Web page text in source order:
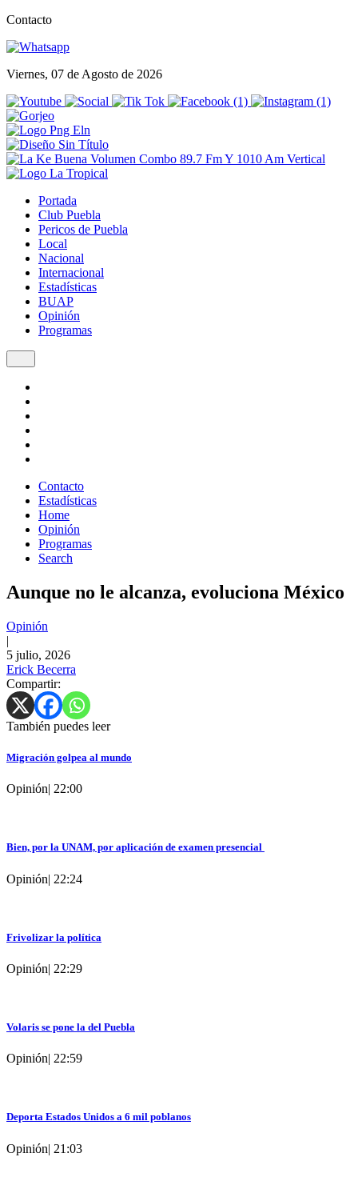
Contacto
Viernes, 07 de Agosto de 2026
Portada
Club Puebla
Pericos de Puebla
Local
Nacional
Internacional
Estadísticas
BUAP
Opinión
Programas
Contacto
Estadísticas
Home
Opinión
Programas
Search
Aunque no le alcanza, evoluciona México
Opinión
|
5 julio, 2026
Erick Becerra
Compartir:
También puedes leer
Migración golpea al mundo
Opinión| 22:00
Bien, por la UNAM, por aplicación de examen presencial
Opinión| 22:24
Frivolizar la política
Opinión| 22:29
Volaris se pone la del Puebla
Opinión| 22:59
Deporta Estados Unidos a 6 mil poblanos
Opinión| 21:03